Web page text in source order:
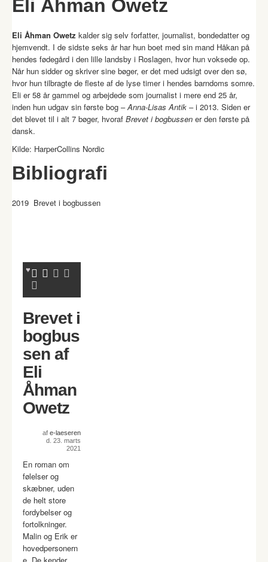
Eli Åhman Owetz
Eli Åhman Owetz kalder sig selv forfatter, journalist, bondedatter og
hjemvendt. I de sidste seks år har hun boet med sin mand Håkan på
hendes fødegård i den lille landsby i Roslagen, hvor hun voksede op.
Når hun sidder og skriver sine bøger, er det med udsigt over den sø,
hvor hun tilbragte de fleste af de lyse timer i hendes barndoms somre.
Eli er 58 år gammel og arbejdede som journalist i mere end 25 år,
inden hun udgav sin første bog –Anna-Lisas Antik – i 2013. Siden er
det blevet til i alt 7 bøger, hvoraf Brevet i bogbussen er den første på
dansk.
Kilde: HarperCollins Nordic
Bibliografi
2019 Brevet i bogbussen
Brevet i
bogbus
sen af
Eli
Åhman
Owetz
af e-laeseren
d. 23. marts
2021
En roman om
følelser og
skæbner, uden
de helt store
fordybelser og
fortolkninger.
Malin og Erik er
hovedpersonern